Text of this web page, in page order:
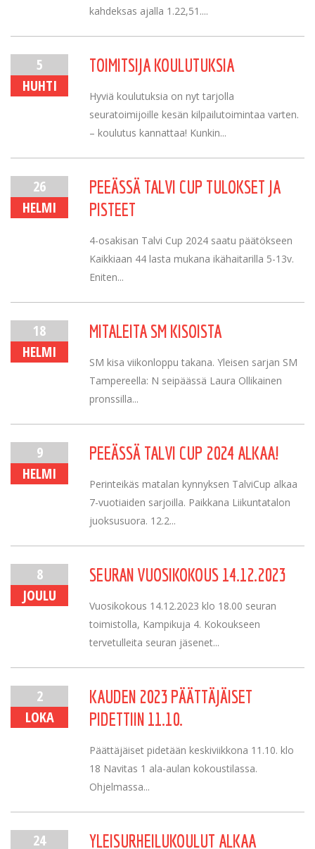
kahdeksas ajalla 1.22,51....
5
HUHTI
TOIMITSIJA KOULUTUKSIA
Hyviä koulutuksia on nyt tarjolla
seuratoimijoille kesän kilpailutoimintaa varten.
– koulutus kannattaa! Kunkin...
26
HELMI
PEEÄSSÄ TALVI CUP TULOKSET JA
PISTEET
4-osakisan Talvi Cup 2024 saatu päätökseen
Kaikkiaan 44 lasta mukana ikähaitarilla 5-13v.
Eniten...
18
HELMI
MITALEITA SM KISOISTA
SM kisa viikonloppu takana. Yleisen sarjan SM
Tampereella: N seipäässä Laura Ollikainen
pronssilla...
9
HELMI
PEEÄSSÄ TALVI CUP 2024 ALKAA!
Perinteikäs matalan kynnyksen TalviCup alkaa
7-vuotiaiden sarjoilla. Paikkana Liikuntatalon
juoksusuora. 12.2...
8
JOULU
SEURAN VUOSIKOKOUS 14.12.2023
Vuosikokous 14.12.2023 klo 18.00 seuran
toimistolla, Kampikuja 4. Kokoukseen
tervetulleita seuran jäsenet...
2
LOKA
KAUDEN 2023 PÄÄTTÄJÄISET
PIDETTIIN 11.10.
Päättäjäiset pidetään keskiviikkona 11.10. klo
18 Navitas 1 ala-aulan kokoustilassa.
Ohjelmassa...
24 YLEISURHEILUKOULUT ALKAA